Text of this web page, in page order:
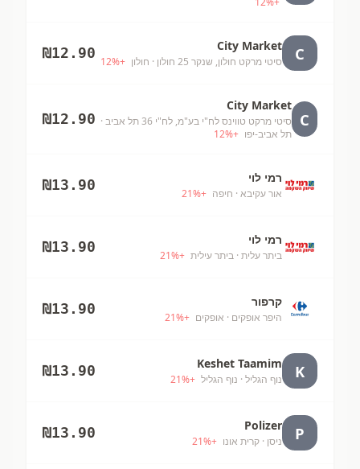
C
City Market
סיטי מרקט חולון, שנקר 25 חולון · חולון +
12%
₪12.90
C
City Market
סיטי מרקט טווינס לח"י בע"מ, לח"י 36 תל אביב
·
תל אביב-יפו +
12%
₪12.90
רמי לוי
אור עקיבא · חיפה +
21%
₪13.90
רמי לוי
ביתר עלית · ביתר עילית +
21%
₪13.90
קרפור
היפר אופקים · אופקים +
21%
₪13.90
K
Keshet Taamim
נוף הגליל · נוף הגליל +
21%
₪13.90
P
Polizer
ניסן · קרית אונו +
21%
₪13.90